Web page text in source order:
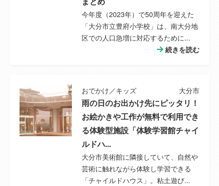
今年度（2023年）で50周年を迎えた
「大分市立豊府小学校」は、南大分地
区での人口急増に対応するために...
続きを読む
おでかけ／キッズ 大分市
雨の日のお出かけ先にピッタリ！
お絵かきや工作が無料で利用でき
る体験型施設「体験学習館チャイ
ルドハ...
大分市美術館に隣接していて、自然や
芸術に触れながら体験し学習できる
「チャイルドハウス」。粘土遊び...